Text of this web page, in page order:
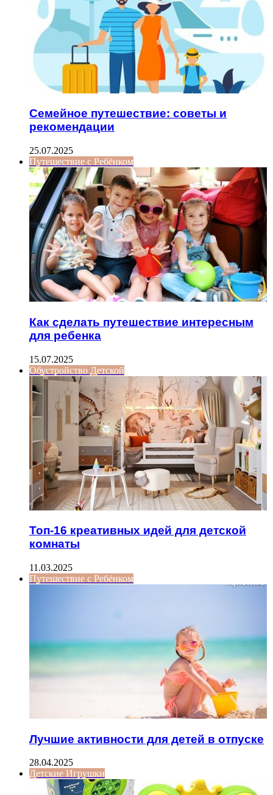
Семейное путешествие: советы и
рекомендации
25.07.2025
Путешествие с Ребёнком
Как сделать путешествие интересным
для ребенка
15.07.2025
Обустройство Детской
Топ-16 креативных идей для детской
комнаты
11.03.2025
Путешествие с Ребёнком
Лучшие активности для детей в отпуске
28.04.2025
Детские Игрушки